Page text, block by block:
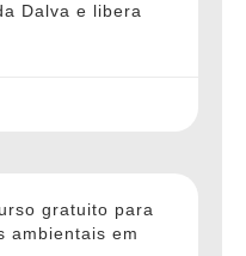
Dalva e libera
gratuito para
ambientais em